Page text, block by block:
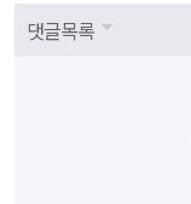
댓글목록